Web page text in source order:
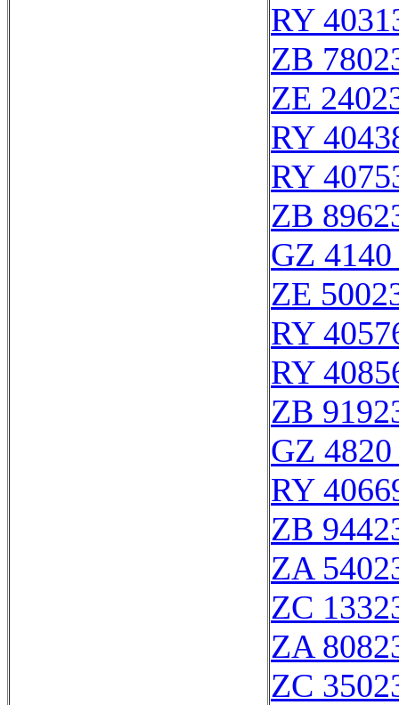
RY
ZB
ZE
RY
RY
ZB
GZ
ZE
RY
RY
ZB
GZ
RY
ZB
ZA
ZC
ZA
ZC